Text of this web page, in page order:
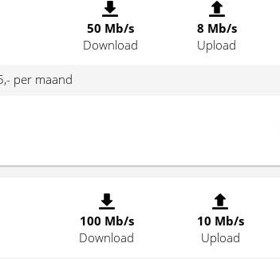
50 Mb/s
Download
8 Mb/s
Upload
per maand
100 Mb/s
Download
10 Mb/s
Upload